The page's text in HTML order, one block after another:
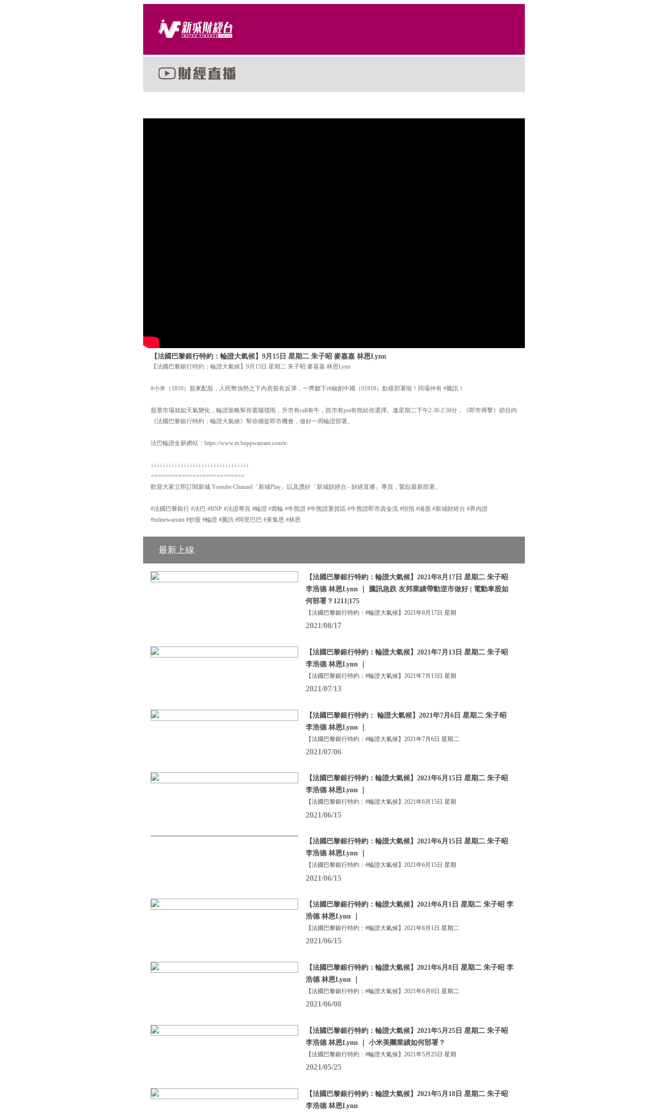
【法國巴黎銀行特約：輪證大氣候】9月15日 星期二 朱子昭 麥嘉嘉 林恩Lynn
【法國巴黎銀行特約：輪證大氣候】9月15日 星期二 朱子昭 麥嘉嘉 林恩Lynn
#小米（1810）股東配股，人民幣強勢之下內房股有反彈，一齊聽下r#融創中國（01918）點樣部署啦！同場仲有 #騰訊！
股票市場就如天氣變化，輪證策略幫你遮陽擋雨，升市有call有牛，跌市有put有熊給你選擇。逢星期二下午2:38-2:50分，《即市搏擊》節目內
《法國巴黎銀行特約：輪證大氣候》幫你捕捉即市機會，做好一周輪證部署。
法巴輪證全新網站：https://www.m.bnppwarrant.com/tc
↓↓↓↓↓↓↓↓↓↓↓↓↓↓↓↓↓↓↓↓↓↓↓↓↓↓↓↓↓↓↓↓↓
===========================
歡迎大家立即訂閱新城 Youtube Channel「新城Play」以及讚好「新城財經台 - 財經直播」專頁，緊貼最新部署。
#法國巴黎銀行 #法巴 #BNP #法證專頁 #輪證 #窩輪 #牛熊證 #牛熊證重貨區 #牛熊證即市資金流 #恒指 #港股 #新城財經台 #界內證
#inlinewarrant #炒股 #輪證 #騰訊 #阿里巴巴 #黃集恩 #林恩
最新上線
【法國巴黎銀行特約：輪證大氣候】2021年8月17日 星期二 朱子昭
李浩德 林恩Lynn ｜ 騰訊急跌 友邦業績帶動逆市做好 | 電動車股如
何部署？1211|175
【法國巴黎銀行特約：#輪證大氣候】2021年8月17日 星期
2021/08/17
【法國巴黎銀行特約：輪證大氣候】2021年7月13日 星期二 朱子昭
李浩德 林恩Lynn ｜
【法國巴黎銀行特約：#輪證大氣候】2021年7月13日 星期
2021/07/13
【法國巴黎銀行特約： 輪證大氣候】2021年7月6日 星期二 朱子昭
李浩德 林恩Lynn ｜
【法國巴黎銀行特約：#輪證大氣候】2021年7月6日 星期二
2021/07/06
【法國巴黎銀行特約：輪證大氣候】2021年6月15日 星期二 朱子昭
李浩德 林恩Lynn ｜
【法國巴黎銀行特約：#輪證大氣候】2021年6月15日 星期
2021/06/15
【法國巴黎銀行特約：輪證大氣候】2021年6月15日 星期二 朱子昭
李浩德 林恩Lynn ｜
【法國巴黎銀行特約：#輪證大氣候】2021年6月15日 星期
2021/06/15
【法國巴黎銀行特約：輪證大氣候】2021年6月1日 星期二 朱子昭 李
浩德 林恩Lynn ｜
【法國巴黎銀行特約：#輪證大氣候】2021年6月1日 星期二
2021/06/15
【法國巴黎銀行特約：輪證大氣候】2021年6月8日 星期二 朱子昭 李
浩德 林恩Lynn ｜
【法國巴黎銀行特約：#輪證大氣候】2021年6月8日 星期二
2021/06/08
【法國巴黎銀行特約：輪證大氣候】2021年5月25日 星期二 朱子昭
李浩德 林恩Lynn ｜ 小米美團業績如何部署？
【法國巴黎銀行特約：#輪證大氣候】2021年5月25日 星期
2021/05/25
【法國巴黎銀行特約：輪證大氣候】2021年5月18日 星期二 朱子昭
李浩德 林恩Lynn